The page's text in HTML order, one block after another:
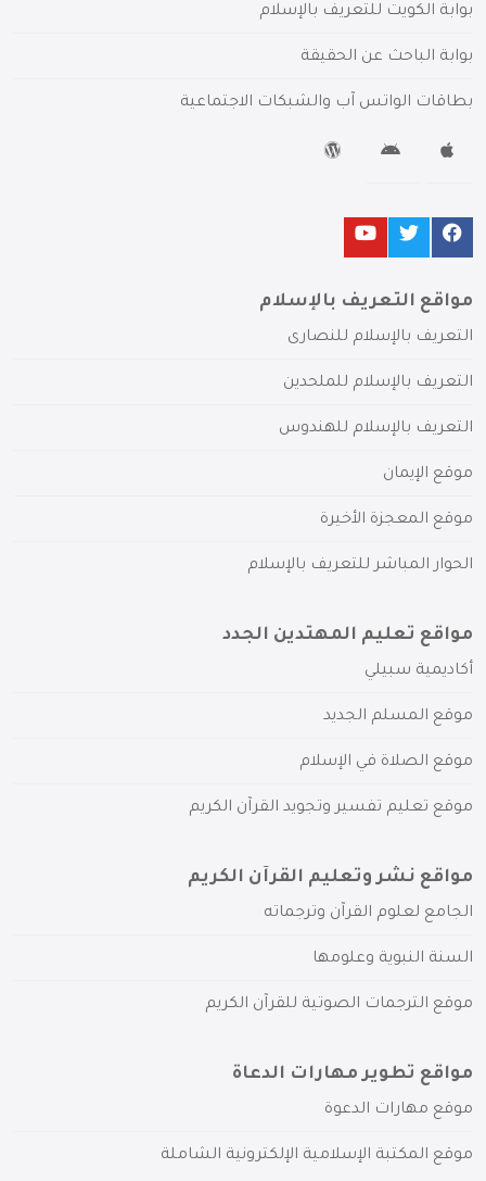
بوابة الكويت للتعريف بالإسلام
بوابة الباحث عن الحقيقة
بطاقات الواتس آب والشبكات الاجتماعية
مواقع التعريف بالإسلام
التعريف بالإسلام للنصارى
التعريف بالإسلام للملحدين
التعريف بالإسلام للهندوس
موقع الإيمان
موقع المعجزة الأخيرة
الحوار المباشر للتعريف بالإسلام
مواقع تعليم المهتدين الجدد
أكاديمية سبيلي
موقع المسلم الجديد
موقع الصلاة في الإسلام
موقع تعليم تفسير وتجويد القرآن الكريم
مواقع نشر وتعليم القرآن الكريم
الجامع لعلوم القرآن وترجماته
السنة النبوية وعلومها
موقع الترجمات الصوتية للقرآن الكريم
مواقع تطوير مهارات الدعاة
موقع مهارات الدعوة
موقع المكتبة الإسلامية الإلكترونية الشاملة